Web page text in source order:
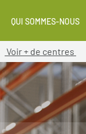
QUI SOMMES-NOUS
Voir + de centres